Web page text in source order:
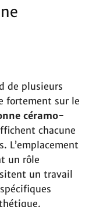
de plusieurs
fortement sur le
céramo-
chacune
L’emplacement
un rôle
un travail